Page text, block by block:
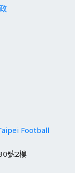
Football
號2樓